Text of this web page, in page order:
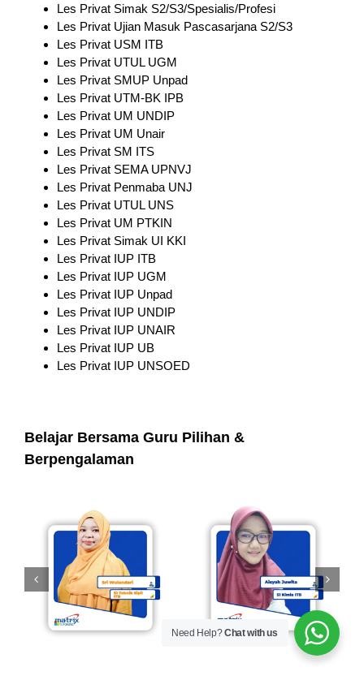
Les Privat Simak S2/S3/Spesialis/Profesi
Les Privat Ujian Masuk Pascasarjana S2/S3
Les Privat USM ITB
Les Privat UTUL UGM
Les Privat SMUP Unpad
Les Privat UTM-BK IPB
Les Privat UM UNDIP
Les Privat UM Unair
Les Privat SM ITS
Les Privat SEMA UPNVJ
Les Privat Penmaba UNJ
Les Privat UTUL UNS
Les Privat UM PTKIN
Les Privat Simak UI KKI
Les Privat IUP ITB
Les Privat IUP UGM
Les Privat IUP Unpad
Les Privat IUP UNDIP
Les Privat IUP UNAIR
Les Privat IUP UB
Les Privat IUP UNSOED
Belajar Bersama Guru Pilihan &
Berpengalaman
Need Help?Chat with us